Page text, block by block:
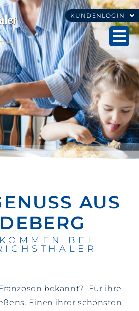
KUNDENLOGIN
AUS
BEI
bekannt?
Für ihre
Einen ihrer schönsten